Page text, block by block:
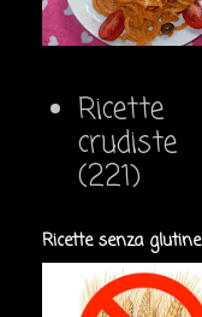
Ricette
crudiste
(221)
Ricette senza glutine